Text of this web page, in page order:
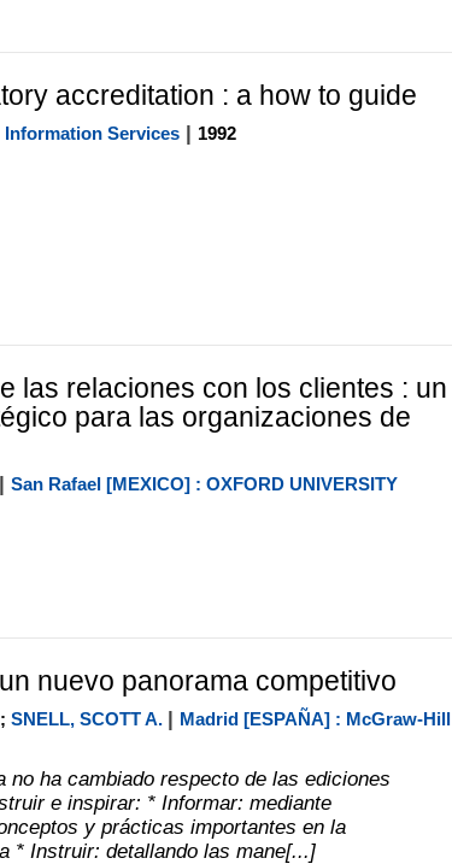
accreditation : a how to guide
Information Services| 1992
las relaciones con los clientes : un
para las organizaciones de
| San Rafael [MEXICO] : OXFORD UNIVERSITY
nuevo panorama competitivo
SNELL, SCOTT A. | Madrid [ESPAÑA] : McGraw-Hill
no ha cambiado respecto de las ediciones
e inspirar: * Informar: mediante
y prácticas importantes en la
* Instruir: detallando las mane[...]